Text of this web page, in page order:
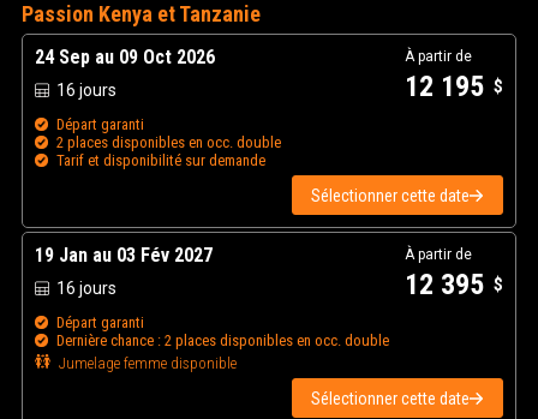
Passion Kenya et Tanzanie
24 Sep au 09 Oct 2026
16 jours
Départ garanti
2 places disponibles en occ. double
Tarif et disponibilité sur demande
À partir de
12 195 $
Sélectionner cette date
19 Jan au 03 Fév 2027
16 jours
Départ garanti
Dernière chance : 2 places disponibles en occ. double
Jumelage femme disponible
À partir de
12 395 $
Sélectionner cette date